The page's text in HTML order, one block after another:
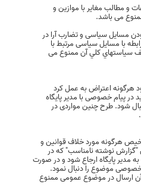
و مطالب مغایر با موازین و
می باشد.
مسایل سیاسی و تضارب آرا در
با مسایل سیاسی مرتبط با
سياستهاي کلي آن ممنوع می
اعتراض به عمل کرد
در پیام خصوصی با مدیر پایگاه
شود. طرح چنین مواردی در
هرگونه مورد خلاف قوانین و
"گزارش نوشته نامناسب" که در
مدیر پایگاه ارجاع شود و در صورت
خصوصی موضوع را دنبال نمود.
ارسال در موضوع عمومی ممنوع